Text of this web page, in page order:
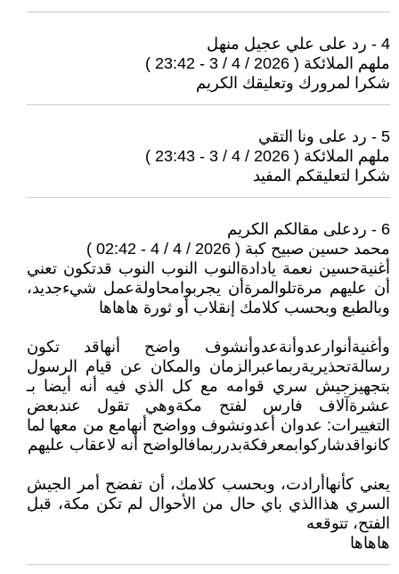
4 - رد على علي عجيل منهل
ملهم الملائكة ( 2026 / 4 / 3 - 23:42 )
شكرا لمرورك وتعليقك الكريم
5 - رد على ونا التقي
ملهم الملائكة ( 2026 / 4 / 3 - 23:43 )
شكرا لتعليقكم المفيد
6 - ردعلى مقالكم الكريم
محمد حسين صبيح كبة ( 2026 / 4 / 4 - 02:42 )
أغنيةحسين نعمة يادادةالنوب النوب النوب قدتكون تعني
أن عليهم مرةتلوالمرةأن يجربوامحاولةعمل شيءجديد،
وبالطبع وبحسب كلامك إنقلاب أو ثورة هاهاها
وأغنيةأنوارعدوأنةعدوأنشوف واضح أنهاقد تكون
رسالةتحذيريةربماعبرالزمان والمكان عن قيام الرسول
بتجهيزجيش سري قوامه مع كل الذي فيه أنه أيضا بـ
عشرةآلاف فارس لفتح مكةوهي تقول عندبعض
التغييرات: عدوان أعدونشوف وواضح أنهامع من معها لما
كانواقدشاركوابمعرفكةبدرربمافالواضح أنه لاعقاب عليهم
يعني كأنهاأرادت، وبحسب كلامك، أن تفضح أمر الجيش
السري هذاالذي باي حال من الأحوال لم تكن مكة، قبل
الفتح، تتوقعه
هاهاها